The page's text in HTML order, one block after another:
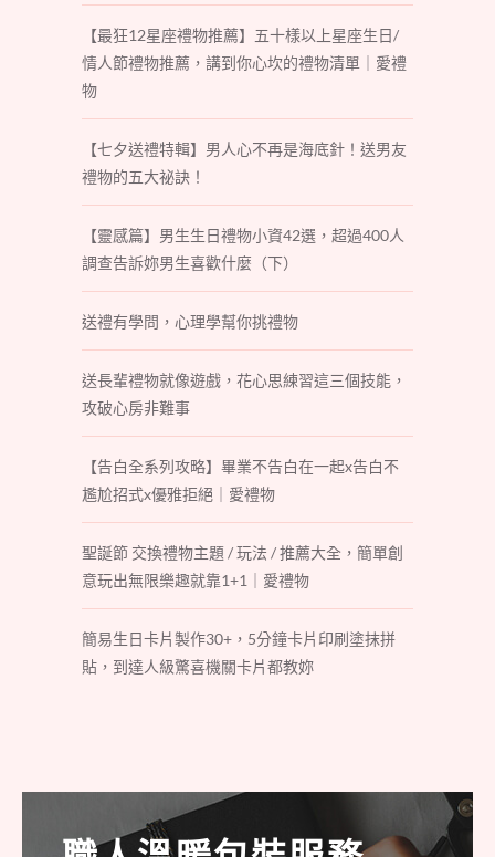
【最狂12星座禮物推薦】五十樣以上星座生日/
情人節禮物推薦，講到你心坎的禮物清單｜愛禮
物
【七夕送禮特輯】男人心不再是海底針！送男友
禮物的五大祕訣！
【靈感篇】男生生日禮物小資42選，超過400人
調查告訴妳男生喜歡什麼（下）
送禮有學問，心理學幫你挑禮物
送長輩禮物就像遊戲，花心思練習這三個技能，
攻破心房非難事
【告白全系列攻略】畢業不告白在一起x告白不
尷尬招式x優雅拒絕｜愛禮物
聖誕節 交換禮物主題 / 玩法 / 推薦大全，簡單創
意玩出無限樂趣就靠1+1｜愛禮物
簡易生日卡片製作30+，5分鐘卡片印刷塗抹拼
貼，到達人級驚喜機關卡片都教妳